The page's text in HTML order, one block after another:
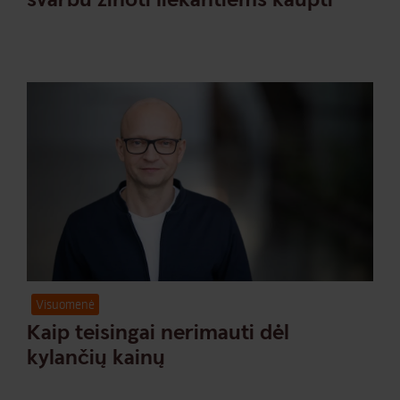
Visuomenė
Kaip teisingai nerimauti dėl
kylančių kainų